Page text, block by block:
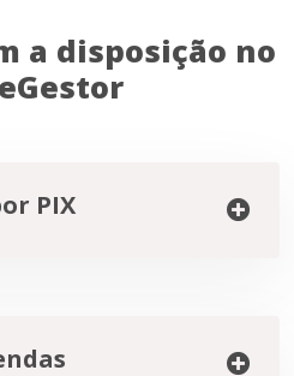
a disposição no
PIX